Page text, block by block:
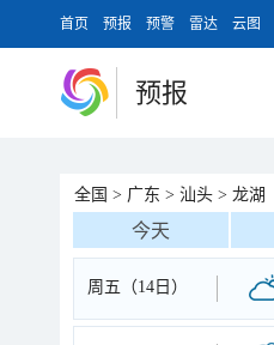
首页 预报 预警 雷达 云图
预报
全国 > 广东 > 汕头 > 龙湖
今天
周五（14日）